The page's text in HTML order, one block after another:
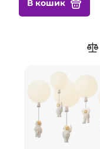
В кошик